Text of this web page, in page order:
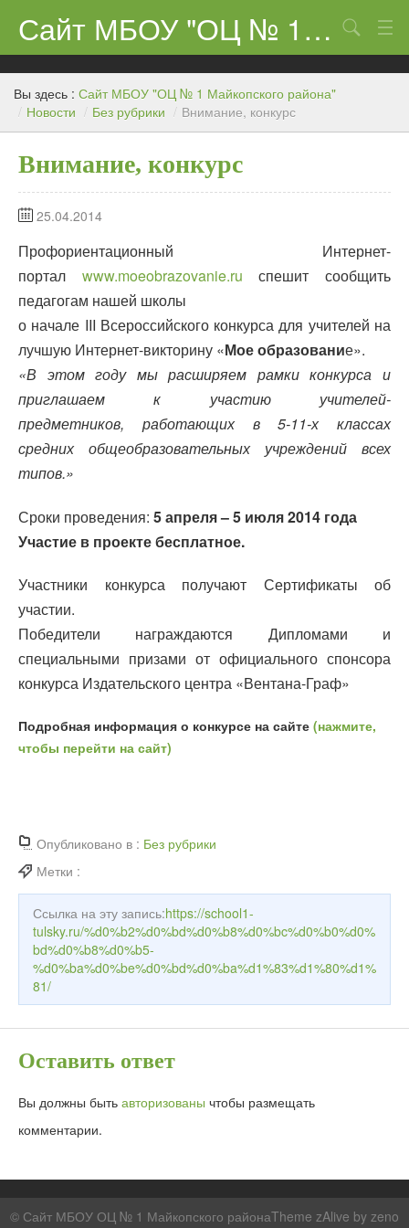
Сайт МБОУ "ОЦ № 1 Майкопского района"
Сведения об образовательном учреждении
ЕГЭ-11 и ГИА
Ученикам
Центр «Точка роста»
Родителям
Поиск
Вы здесь : Сайт МБОУ "ОЦ № 1 Майкопского района"
/ Новости / Без рубрики / Внимание, конкурс
Внимание, конкурс
25.04.2014
Профориентационный Интернет-
портал www.moeobrazovanie.ru спешит сообщить
педагогам нашей школы
о начале III Всероссийского конкурса для учителей на
лучшую Интернет-викторину «Мое образование».
«В этом году мы расширяем рамки конкурса и
приглашаем к участию учителей-
предметников, работающих в 5-11-х классах
средних общеобразовательных учреждений всех
типов.»
Сроки проведения: 5 апреля – 5 июля 2014 года
Участие в проекте бесплатное.
Участники конкурса получают Сертификаты об
участии.
Победители награждаются Дипломами и
специальными призами от официального спонсора
конкурса Издательского центра «Вентана-Граф»
Подробная информация о конкурсе на сайте (нажмите,
чтобы перейти на сайт)
Опубликовано в : Без рубрики
Метки :
Ссылка на эту запись:https://school1-
tulsky.ru/%d0%b2%d0%bd%d0%b8%d0%bc%d0%b0%d0%
bd%d0%b8%d0%b5-
%d0%ba%d0%be%d0%bd%d0%ba%d1%83%d1%80%d1%
81/
Оставить ответ
Вы должны быть авторизованы чтобы размещать
комментарии.
© Сайт МБОУ ОЦ № 1 Майкопского районаTheme zAlive by zeno